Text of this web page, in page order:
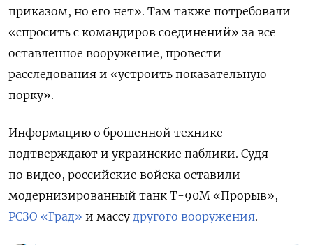
приказом, но его нет». Там также потребовали
«спросить с командиров соединений» за все
оставленное вооружение, провести
расследования и «устроить показательную
порку».
Информацию о брошенной технике
подтверждают и украинские паблики. Судя
по видео, российские войска оставили
модернизированный танк Т-90М «Прорыв»,
РСЗО «Град» и массу другого вооружения.